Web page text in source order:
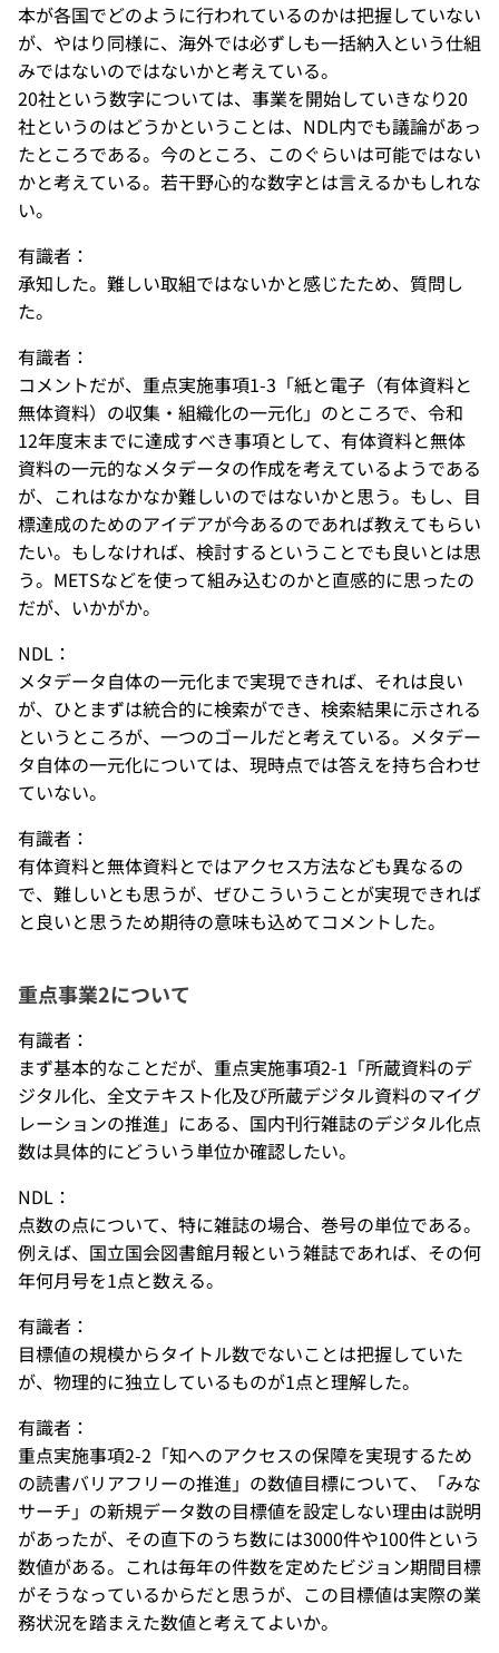
本が各国でどのように行われているのかは把握していない
が、やはり同様に、海外では必ずしも一括納入という仕組
みではないのではないかと考えている。
20社という数字については、事業を開始していきなり20
社というのはどうかということは、NDL内でも議論があっ
たところである。今のところ、このぐらいは可能ではない
かと考えている。若干野心的な数字とは言えるかもしれな
い。
有識者：
承知した。難しい取組ではないかと感じたため、質問し
た。
有識者：
コメントだが、重点実施事項1-3「紙と電子（有体資料と
無体資料）の収集・組織化の一元化」のところで、令和
12年度末までに達成すべき事項として、有体資料と無体
資料の一元的なメタデータの作成を考えているようである
が、これはなかなか難しいのではないかと思う。もし、目
標達成のためのアイデアが今あるのであれば教えてもらい
たい。もしなければ、検討するということでも良いとは思
う。METSなどを使って組み込むのかと直感的に思ったの
だが、いかがか。
NDL：
メタデータ自体の一元化まで実現できれば、それは良い
が、ひとまずは統合的に検索ができ、検索結果に示される
というところが、一つのゴールだと考えている。メタデー
タ自体の一元化については、現時点では答えを持ち合わせ
ていない。
有識者：
有体資料と無体資料とではアクセス方法なども異なるの
で、難しいとも思うが、ぜひこういうことが実現できれば
と良いと思うため期待の意味も込めてコメントした。
重点事業2について
有識者：
まず基本的なことだが、重点実施事項2-1「所蔵資料のデ
ジタル化、全文テキスト化及び所蔵デジタル資料のマイグ
レーションの推進」にある、国内刊行雑誌のデジタル化点
数は具体的にどういう単位か確認したい。
NDL：
点数の点について、特に雑誌の場合、巻号の単位である。
例えば、国立国会図書館月報という雑誌であれば、その何
年何月号を1点と数える。
有識者：
目標値の規模からタイトル数でないことは把握していた
が、物理的に独立しているものが1点と理解した。
有識者：
重点実施事項2-2「知へのアクセスの保障を実現するため
の読書バリアフリーの推進」の数値目標について、「みな
サーチ」の新規データ数の目標値を設定しない理由は説明
があったが、その直下のうち数には3000件や100件という
数値がある。これは毎年の件数を定めたビジョン期間目標
がそうなっているからだと思うが、この目標値は実際の業
務状況を踏まえた数値と考えてよいか。